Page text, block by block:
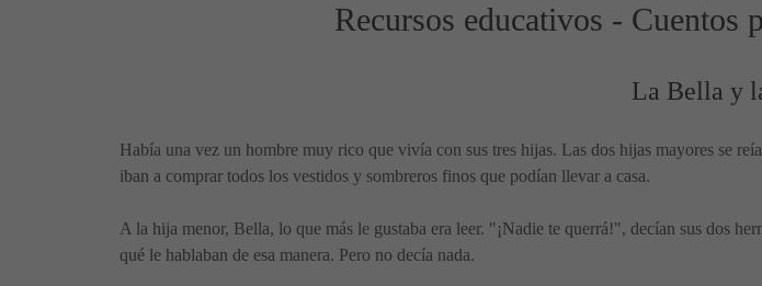
Recursos educativos - Cuentos
La Bella y
Había una vez un hombre muy rico que vivía con sus tres hijas. Las dos hijas mayores se
iban a comprar todos los vestidos y sombreros finos que podían llevar a casa.
A la hija menor, Bella, lo que más le gustaba era leer. "¡Nadie te querrá!", decían sus dos
qué le hablaban de esa manera. Pero no decía nada.